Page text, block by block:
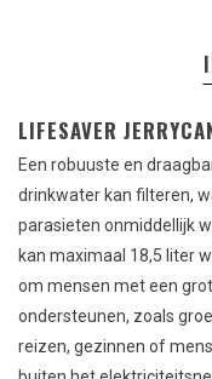
LIFESAVER
Een robuuste en
drinkwater kan filteren,
parasieten onmiddellijk
kan maximaal 18,5 liter
om mensen met een
ondersteunen, zoals
reizen, gezinnen of